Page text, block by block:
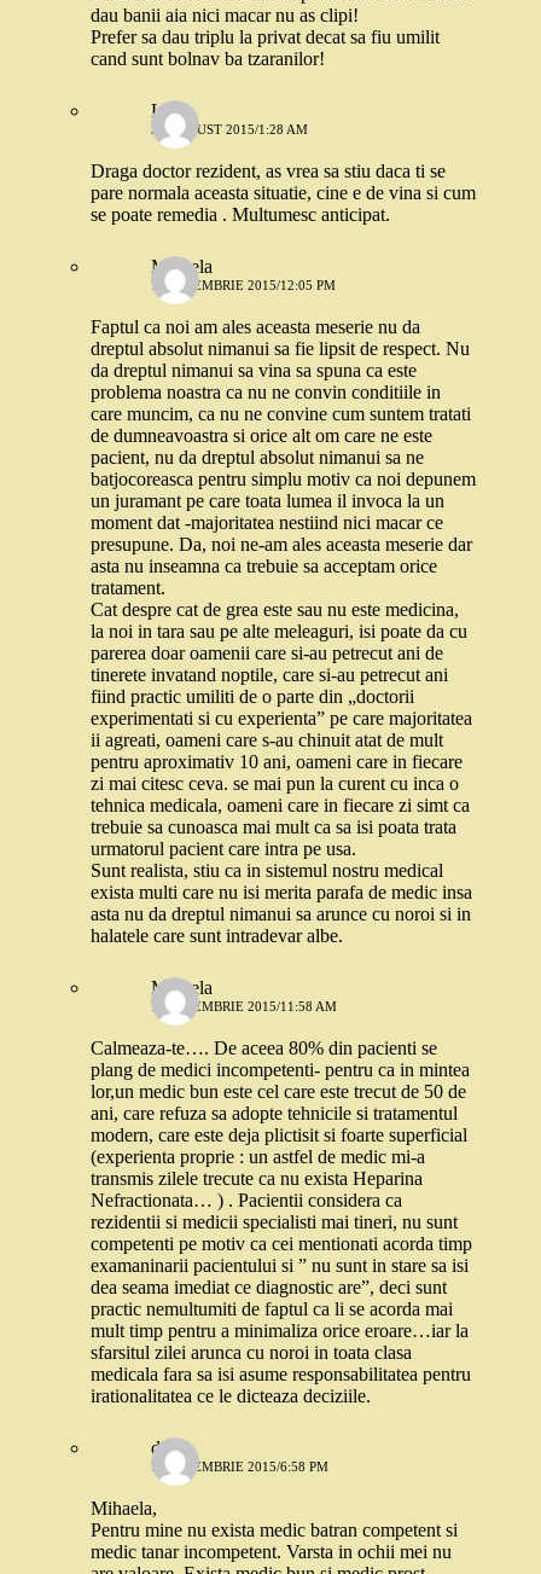
dau banii aia nici macar nu as clipi!
Prefer sa dau triplu la privat decat sa fiu umilit
cand sunt bolnav ba tzaranilor!
Ligia
30 AUGUST 2015/1:28 AM
Draga doctor rezident, as vrea sa stiu daca ti se
pare normala aceasta situatie, cine e de vina si cum
se poate remedia . Multumesc anticipat.
Mihaela
7 SEPTEMBRIE 2015/12:05 PM
Faptul ca noi am ales aceasta meserie nu da
dreptul absolut nimanui sa fie lipsit de respect. Nu
da dreptul nimanui sa vina sa spuna ca este
problema noastra ca nu ne convin conditiile in
care muncim, ca nu ne convine cum suntem tratati
de dumneavoastra si orice alt om care ne este
pacient, nu da dreptul absolut nimanui sa ne
batjocoreasca pentru simplu motiv ca noi depunem
un juramant pe care toata lumea il invoca la un
moment dat -majoritatea nestiind nici macar ce
presupune. Da, noi ne-am ales aceasta meserie dar
asta nu inseamna ca trebuie sa acceptam orice
tratament.
Cat despre cat de grea este sau nu este medicina,
la noi in tara sau pe alte meleaguri, isi poate da cu
parerea doar oamenii care si-au petrecut ani de
tinerete invatand noptile, care si-au petrecut ani
fiind practic umiliti de o parte din „doctorii
experimentati si cu experienta” pe care majoritatea
ii agreati, oameni care s-au chinuit atat de mult
pentru aproximativ 10 ani, oameni care in fiecare
zi mai citesc ceva. se mai pun la curent cu inca o
tehnica medicala, oameni care in fiecare zi simt ca
trebuie sa cunoasca mai mult ca sa isi poata trata
urmatorul pacient care intra pe usa.
Sunt realista, stiu ca in sistemul nostru medical
exista multi care nu isi merita parafa de medic insa
asta nu da dreptul nimanui sa arunce cu noroi si in
halatele care sunt intradevar albe.
Mihaela
7 SEPTEMBRIE 2015/11:58 AM
Calmeaza-te…. De aceea 80% din pacienti se
plang de medici incompetenti- pentru ca in mintea
lor,un medic bun este cel care este trecut de 50 de
ani, care refuza sa adopte tehnicile si tratamentul
modern, care este deja plictisit si foarte superficial
(experienta proprie : un astfel de medic mi-a
transmis zilele trecute ca nu exista Heparina
Nefractionata… ) . Pacientii considera ca
rezidentii si medicii specialisti mai tineri, nu sunt
competenti pe motiv ca cei mentionati acorda timp
examaninarii pacientului si ” nu sunt in stare sa isi
dea seama imediat ce diagnostic are”, deci sunt
practic nemultumiti de faptul ca li se acorda mai
mult timp pentru a minimaliza orice eroare…iar la
sfarsitul zilei arunca cu noroi in toata clasa
medicala fara sa isi asume responsabilitatea pentru
irationalitatea ce le dicteaza deciziile.
dora
7 SEPTEMBRIE 2015/6:58 PM
Mihaela,
Pentru mine nu exista medic batran competent si
medic tanar incompetent. Varsta in ochii mei nu